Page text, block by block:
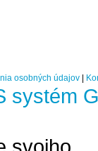
osobných údajov
systém